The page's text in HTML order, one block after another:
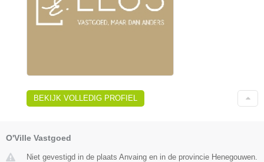
BEKIJK VOLLEDIG PROFIEL
O'Ville Vastgoed
Niet gevestigd in de plaats Anvaing en in de provincie Henegouwen.